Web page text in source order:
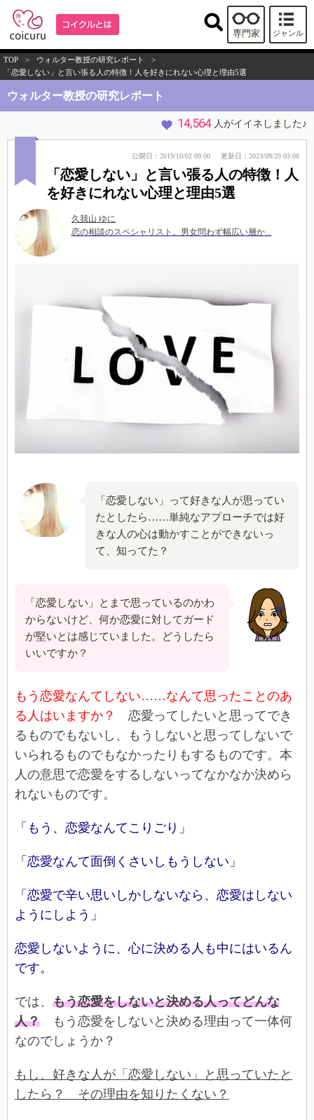
ジャンル
専門家
TOP > ウォルター教授の研究レポート
>
「恋愛しない」と言い張る人の特徴！人を好きにれない心理と理由5選
ウォルター教授の研究レポート
14,564 人がイイネしました♪
公開日：2019/10/02 09:00 更新日：2023/09/29 03:00
「恋愛しない」と言い張る人の特徴！人
を好きにれない心理と理由5選
久我山 ゆに
恋の相談のスペシャリスト。男女問わず幅広い層か...
「恋愛しない」って好きな人が思ってい
たとしたら……単純なアプローチでは好
きな人の心は動かすことができないっ
て、知ってた？
「恋愛しない」とまで思っているのかわ
からないけど、何か恋愛に対してガード
が堅いとは感じていました。どうしたら
いいですか？
もう恋愛なんてしない……なんて思ったことのあ
る人はいますか？
恋愛ってしたいと思ってでき
るものでもないし、もうしないと思ってしないで
いられるものでもなかったりもするものです。本
人の意思で恋愛をするしないってなかなか決めら
れないものです。
「もう、恋愛なんてこりごり」
「恋愛なんて面倒くさいしもうしない」
「恋愛で辛い思いしかしないなら、恋愛はしない
ようにしよう」
恋愛しないように、心に決める人も中にはいるん
です。
では、 もう恋愛をしないと決める人ってどんな
人？ もう恋愛をしないと決める理由って一体何
なのでしょうか？
もし、好きな人が「恋愛しない」と思っていたと
したら？ その理由を知りたくない？